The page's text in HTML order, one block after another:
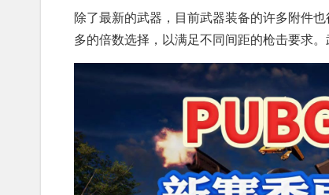
除了最新的武器，目前武器装备的许多附件
多的倍数选择，以满足不同间距的枪击要求